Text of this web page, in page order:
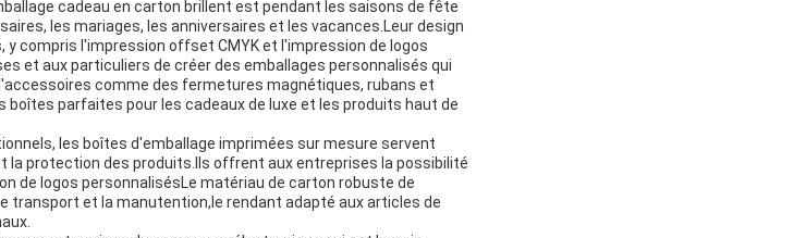
cadeau en carton brillent est pendant les saisons de fête
les mariages, les anniversaires et les vacances.Leur design
compris l'impression offset CMYK et l'impression de logos
et aux particuliers de créer des emballages personnalisés qui
comme des fermetures magnétiques, rubans et
parfaites pour les cadeaux de luxe et les produits haut de
les boîtes d'emballage imprimées sur mesure servent
la protection des produits.Ils offrent aux entreprises la possibilité
de logos personnalisésLe matériau de carton robuste de
transport et la manutention,le rendant adapté aux articles de